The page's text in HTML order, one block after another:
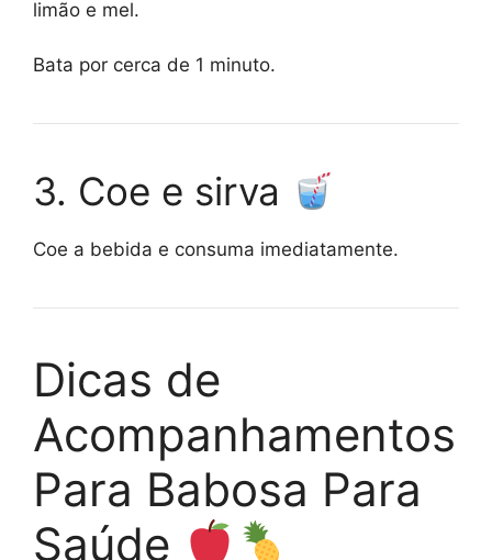
limão e mel.
Bata por cerca de 1 minuto.
3. Coe e sirva
Coe a bebida e consuma imediatamente.
Dicas de
Acompanhamentos
Para Babosa Para
Saúde